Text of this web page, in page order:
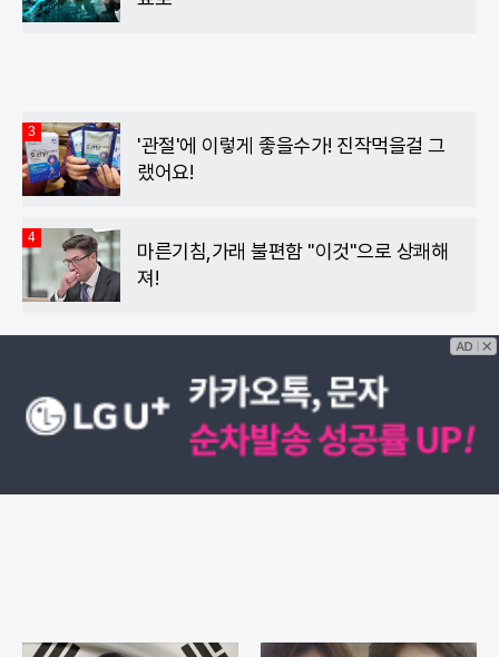
3
'관절'에 이렇게 좋을수가! 진작먹을걸 그
랬어요!
4
마른기침,가래 불편함 "이것"으로 상쾌해
져!